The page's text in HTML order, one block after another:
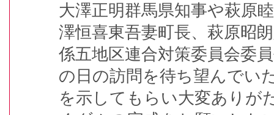
大澤正明群馬県知事や萩原
澤恒喜東吾妻町長、萩原昭
係五地区連合対策委員会委
の日の訪問を待ち望んでい
を示してもらい大変ありが